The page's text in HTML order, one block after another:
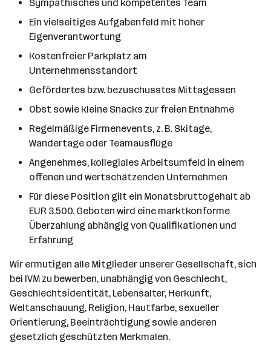
Sympathisches und kompetentes Team
Ein vielseitiges Aufgabenfeld mit hoher
Eigenverantwortung
Kostenfreier Parkplatz am
Unternehmensstandort
Gefördertes bzw. bezuschusstes Mittagessen
Obst sowie kleine Snacks zur freien Entnahme
Regelmäßige Firmenevents, z. B. Skitage,
Wandertage oder Teamausflüge
Angenehmes, kollegiales Arbeitsumfeld in einem
offenen und wertschätzenden Unternehmen
Für diese Position gilt ein Monatsbruttogehalt ab
EUR 3.500. Geboten wird eine marktkonforme
Überzahlung abhängig von Qualifikationen und
Erfahrung
Wir ermutigen alle Mitglieder unserer Gesellschaft, sich
bei IVM zu bewerben, unabhängig von Geschlecht,
Geschlechtsidentität, Lebensalter, Herkunft,
Weltanschauung, Religion, Hautfarbe, sexueller
Orientierung, Beeinträchtigung sowie anderen
gesetzlich geschützten Merkmalen.